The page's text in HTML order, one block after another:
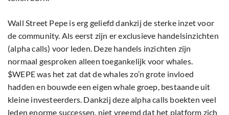
Wall Street Pepe is erg geliefd dankzij de sterke inzet voor
de community. Als eerst zijn er exclusieve handelsinzichten
(alpha calls) voor leden. Deze handels inzichten zijn
normaal gesproken alleen toegankelijk voor whales.
$WEPE was het zat dat de whales zo’n grote invloed
hadden en bouwde een eigen whale groep, bestaande uit
kleine investeerders. Dankzij deze alpha calls boekten veel
leden enorme successen, niet vreemd dat het platform zich